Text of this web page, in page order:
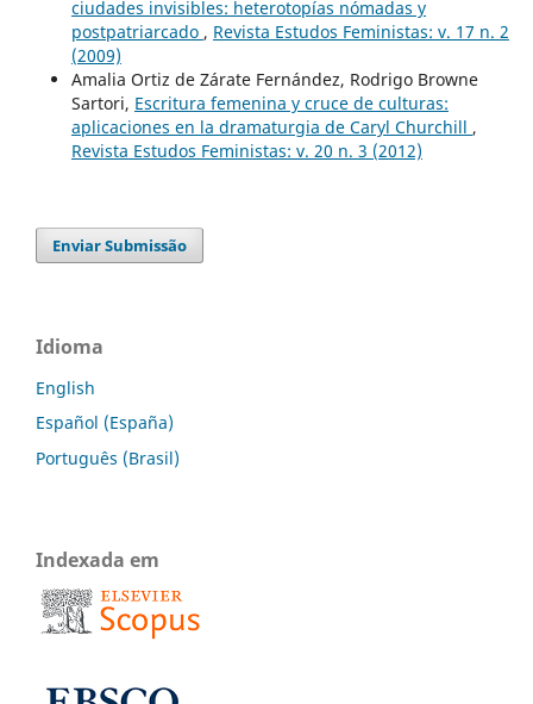
ciudades invisibles: heterotopías nómadas y
postpatriarcado , Revista Estudos Feministas: v. 17 n. 2
(2009)
Amalia Ortiz de Zárate Fernández, Rodrigo Browne
Sartori, Escritura femenina y cruce de culturas:
aplicaciones en la dramaturgia de Caryl Churchill ,
Revista Estudos Feministas: v. 20 n. 3 (2012)
Enviar Submissão
Idioma
English
Español (España)
Português (Brasil)
Indexada em